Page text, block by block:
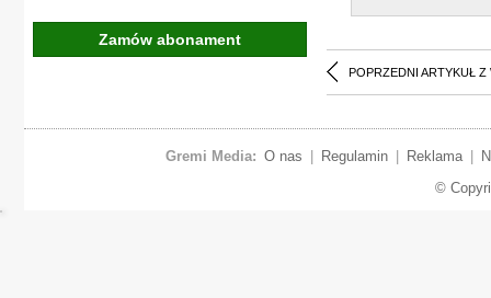
POPRZEDNI ARTYKUŁ Z
Zamów abonament
Gremi Media: O nas Regulamin Reklama
©